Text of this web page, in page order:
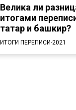
Велика ли
итогами
татар и башкир?
ИТОГИ ПЕРЕПИСИ-2021